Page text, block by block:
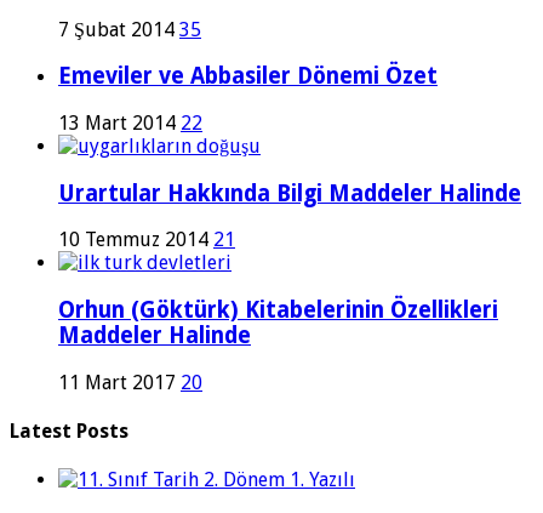
7 Şubat 2014 35
Emeviler ve Abbasiler Dönemi Özet
13 Mart 2014 22
Urartular Hakkında Bilgi Maddeler Halinde
10 Temmuz 2014 21
Orhun (Göktürk) Kitabelerinin Özellikleri
Maddeler Halinde
11 Mart 2017 20
Latest Posts